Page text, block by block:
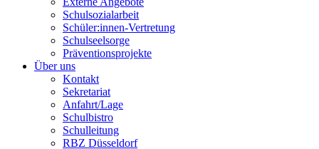
Schulsozialarbeit
Schüler:innen-Vertretung
Schulseelsorge
Präventionsprojekte
Über uns
Kontakt
Sekretariat
Anfahrt/Lage
Schulbistro
Schulleitung
RBZ Düsseldorf